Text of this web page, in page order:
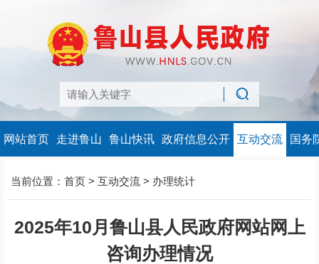
网站首页 走进鲁山 鲁山快讯 政府信息公开 互动交流 国务
当前位置： 首页 > 互动交流 > 办理统计
2025年10月鲁山县人民政府网站网上
咨询办理情况